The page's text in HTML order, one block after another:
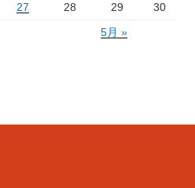
27 28 29
30
5月 »